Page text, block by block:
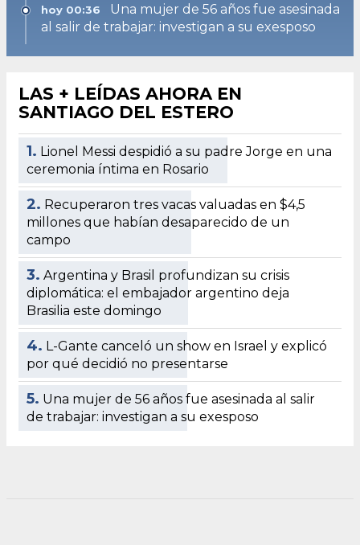
hoy 00:36
Una mujer de 56 años fue asesinada
al salir de trabajar: investigan a su exesposo
LAS + LEÍDAS AHORA EN
SANTIAGO DEL ESTERO
1. Lionel Messi despidió a su padre Jorge en una
ceremonia íntima en Rosario
2. Recuperaron tres vacas valuadas en $4,5
millones que habían desaparecido de un
campo
3. Argentina y Brasil profundizan su crisis
diplomática: el embajador argentino deja
Brasilia este domingo
4. L-Gante canceló un show en Israel y explicó
por qué decidió no presentarse
5. Una mujer de 56 años fue asesinada al salir
de trabajar: investigan a su exesposo